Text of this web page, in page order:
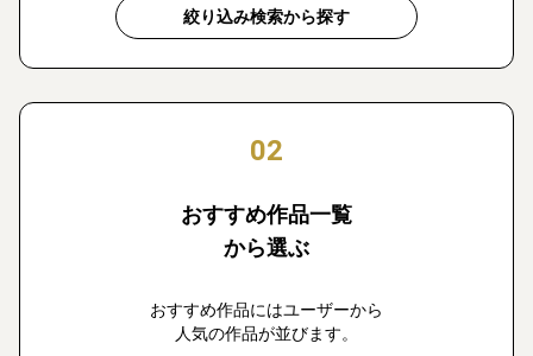
絞り込み検索から探す
02
おすすめ作品一覧
から選ぶ
おすすめ作品にはユーザーから
人気の作品が並びます。